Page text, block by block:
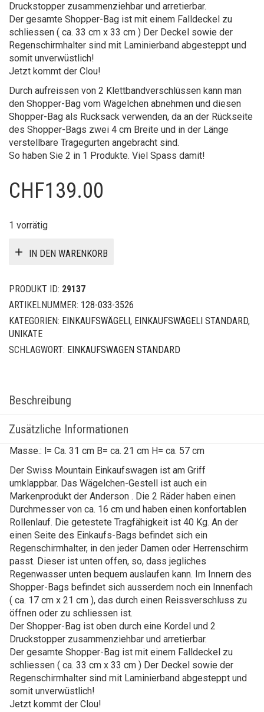
Druckstopper zusammenziehbar und arretierbar.
Der gesamte Shopper-Bag ist mit einem Falldeckel zu
schliessen ( ca. 33 cm x 33 cm ) Der Deckel sowie der
Regenschirmhalter sind mit Laminierband abgesteppt und
somit unverwüstlich!
Jetzt kommt der Clou!
Durch aufreissen von 2 Klettbandverschlüssen kann man
den Shopper-Bag vom Wägelchen abnehmen und diesen
Shopper-Bag als Rucksack verwenden, da an der Rückseite
des Shopper-Bags zwei 4 cm Breite und in der Länge
verstellbare Tragegurten angebracht sind.
So haben Sie 2 in 1 Produkte. Viel Spass damit!
CHF139.00
1 vorrätig
IN DEN WARENKORB
PRODUKT ID: 29137
ARTIKELNUMMER: 128-033-3526
KATEGORIEN: EINKAUFSWÄGELI, EINKAUFSWÄGELI STANDARD,
UNIKATE
SCHLAGWORT: EINKAUFSWAGEN STANDARD
Beschreibung
Zusätzliche Informationen
Masse.: l= Ca. 31 cm B= ca. 21 cm H= ca. 57 cm
Der Swiss Mountain Einkaufswagen ist am Griff
umklappbar. Das Wägelchen-Gestell ist auch ein
Markenprodukt der Anderson . Die 2 Räder haben einen
Durchmesser von ca. 16 cm und haben einen konfortablen
Rollenlauf. Die getestete Tragfähigkeit ist 40 Kg. An der
einen Seite des Einkaufs-Bags befindet sich ein
Regenschirmhalter, in den jeder Damen oder Herrenschirm
passt. Dieser ist unten offen, so, dass jegliches
Regenwasser unten bequem auslaufen kann. Im Innern des
Shopper-Bags befindet sich ausserdem noch ein Innenfach
( ca. 17 cm x 21 cm ), das durch einen Reissverschluss zu
öffnen oder zu schliessen ist.
Der Shopper-Bag ist oben durch eine Kordel und 2
Druckstopper zusammenziehbar und arretierbar.
Der gesamte Shopper-Bag ist mit einem Falldeckel zu
schliessen ( ca. 33 cm x 33 cm ) Der Deckel sowie der
Regenschirmhalter sind mit Laminierband abgesteppt und
somit unverwüstlich!
Jetzt kommt der Clou!